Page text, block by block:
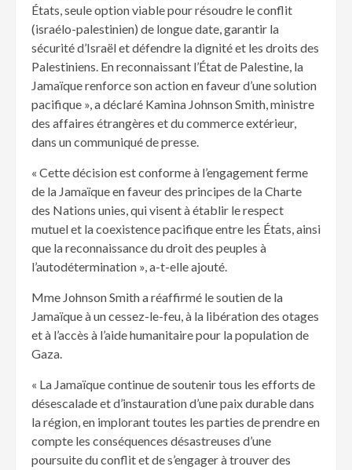
États, seule option viable pour résoudre le conflit
(israélo-palestinien) de longue date, garantir la
sécurité d’Israël et défendre la dignité et les droits des
Palestiniens. En reconnaissant l’État de Palestine, la
Jamaïque renforce son action en faveur d’une solution
pacifique », a déclaré Kamina Johnson Smith, ministre
des affaires étrangères et du commerce extérieur,
dans un communiqué de presse.
« Cette décision est conforme à l’engagement ferme
de la Jamaïque en faveur des principes de la Charte
des Nations unies, qui visent à établir le respect
mutuel et la coexistence pacifique entre les États, ainsi
que la reconnaissance du droit des peuples à
l’autodétermination », a-t-elle ajouté.
Mme Johnson Smith a réaffirmé le soutien de la
Jamaïque à un cessez-le-feu, à la libération des otages
et à l’accès à l’aide humanitaire pour la population de
Gaza.
« La Jamaïque continue de soutenir tous les efforts de
désescalade et d’instauration d’une paix durable dans
la région, en implorant toutes les parties de prendre en
compte les conséquences désastreuses d’une
poursuite du conflit et de s’engager à trouver des